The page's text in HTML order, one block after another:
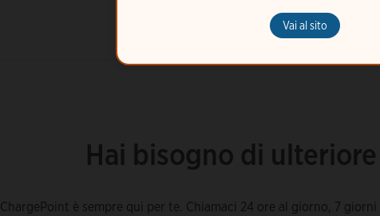
Vai al sito
Hai bisogno di ulteriore
ChargePoint è sempre qui per te. Chiamaci 24 ore al giorno, 7